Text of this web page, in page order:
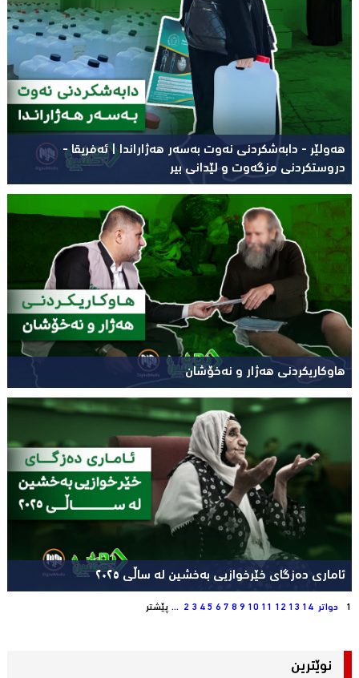
هەولێر - دابەشکردنی نەوت بەسەر هەژاراندا | ئەفریقا -
دروستکردنی مزگەوت و لێدانی بیر
هاوکاریکردنی هەژار و نەخۆشان
ئاماری دەزگای خێرخوازیی بەخشین لە ساڵی ٢٠٢٥
دواتر 1
2 3 45 6 7 8 9 10 11 12 13 14
... پێشتر
نوێترین